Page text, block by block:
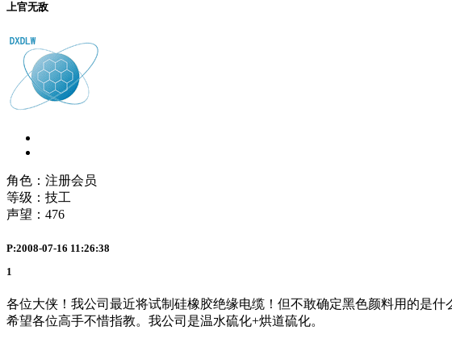
上官无敌
角色：注册会员
等级：技工
声望： 476
P:2008-07-16 11:26:38
1
各位大侠！我公司最近将试制硅橡胶绝缘电缆！但不敢确定黑色颜料用的是
希望各位高手不惜指教。我公司是温水硫化+烘道硫化。